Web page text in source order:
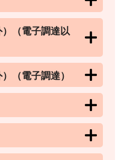
（電子調達以
（電子調達）